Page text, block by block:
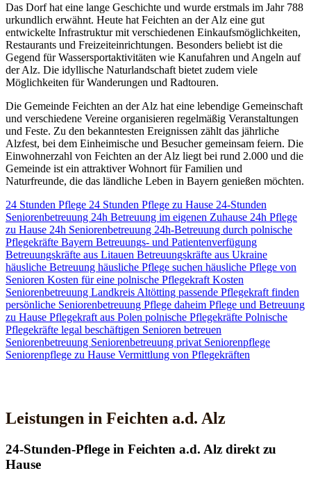
Das Dorf hat eine lange Geschichte und wurde erstmals im Jahr 788
urkundlich erwähnt. Heute hat Feichten an der Alz eine gut
entwickelte Infrastruktur mit verschiedenen Einkaufsmöglichkeiten,
Restaurants und Freizeiteinrichtungen. Besonders beliebt ist die
Gegend für Wassersportaktivitäten wie Kanufahren und Angeln auf
der Alz. Die idyllische Naturlandschaft bietet zudem viele
Möglichkeiten für Wanderungen und Radtouren.
Die Gemeinde Feichten an der Alz hat eine lebendige Gemeinschaft
und verschiedene Vereine organisieren regelmäßig Veranstaltungen
und Feste. Zu den bekanntesten Ereignissen zählt das jährliche
Alzfest, bei dem Einheimische und Besucher gemeinsam feiern. Die
Einwohnerzahl von Feichten an der Alz liegt bei rund 2.000 und die
Gemeinde ist ein attraktiver Wohnort für Familien und
Naturfreunde, die das ländliche Leben in Bayern genießen möchten.
24 Stunden Pflege 24 Stunden Pflege zu Hause 24-Stunden
Seniorenbetreuung 24h Betreuung im eigenen Zuhause 24h Pflege
zu Hause 24h Seniorenbetreuung 24h-Betreuung durch polnische
Pflegekräfte Bayern Betreuungs- und Patientenverfügung
Betreuungskräfte aus Litauen Betreuungskräfte aus Ukraine
häusliche Betreuung häusliche Pflege suchen häusliche Pflege von
Senioren Kosten für eine polnische Pflegekraft Kosten
Seniorenbetreuung Landkreis Altötting passende Pflegekraft finden
persönliche Seniorenbetreuung Pflege daheim Pflege und Betreuung
zu Hause Pflegekraft aus Polen polnische Pflegekräfte Polnische
Pflegekräfte legal beschäftigen Senioren betreuen
Seniorenbetreuung Seniorenbetreuung privat Seniorenpflege
Seniorenpflege zu Hause Vermittlung von Pflegekräften
Leistungen in Feichten a.d. Alz
24-Stunden-Pflege in Feichten a.d. Alz direkt zu
Hause